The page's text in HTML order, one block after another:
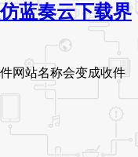
蓝奏云下载界
网站名称会变成收件